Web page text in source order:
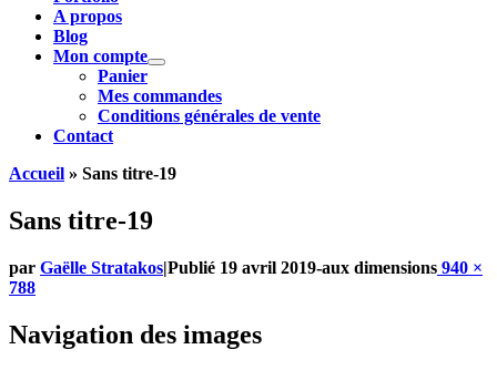
A propos
Blog
Mon compte
Panier
Mes commandes
Conditions générales de vente
Contact
Accueil » Sans titre-19
Sans titre-19
par Gaëlle Stratakos|Publié 19 avril 2019-aux dimensions 940 ×
788
Navigation des images